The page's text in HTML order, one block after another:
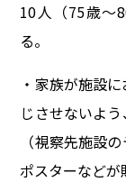
10人（75歳～
る。
・家族が施設
じさせないよ
（視察先施設
ポスターなどが